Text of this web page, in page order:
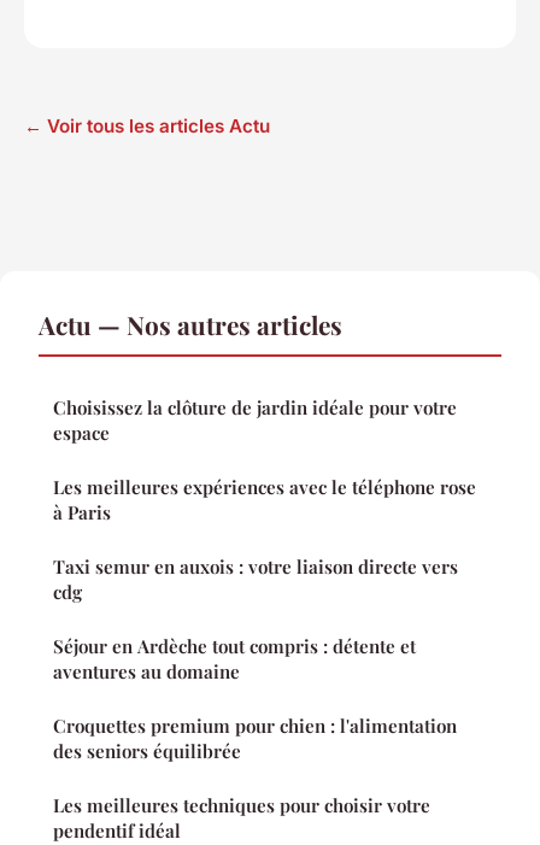
← Voir tous les articles Actu
Actu — Nos autres articles
Choisissez la clôture de jardin idéale pour votre
espace
Les meilleures expériences avec le téléphone rose
à Paris
Taxi semur en auxois : votre liaison directe vers
cdg
Séjour en Ardèche tout compris : détente et
aventures au domaine
Croquettes premium pour chien : l'alimentation
des seniors équilibrée
Les meilleures techniques pour choisir votre
pendentif idéal